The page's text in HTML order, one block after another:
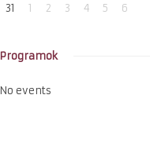
31
1 2 3 4 5 6
Programok
No events